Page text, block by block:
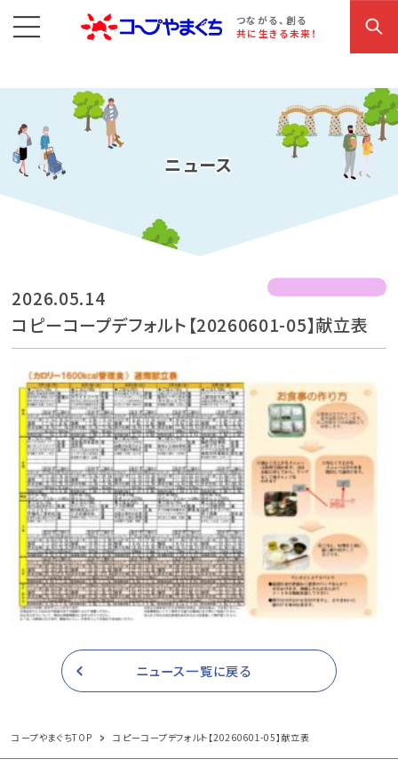
つながる、創る
共に生きる未来！
コープやまぐち お買い物・サービス こだわり商品 参加・イベント情報
ニュース
2026.05.14
コピーコープデフォルト【20260601-05】献立表
ニュース一覧に戻る
コープやまぐちTOP コピーコープデフォルト【20260601-05】献立表